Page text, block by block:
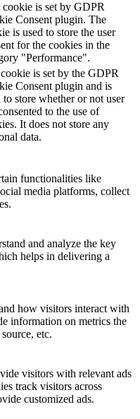
is set by GDPR
Consent plugin. The
is used to store the user
for the cookies in the
"Performance".
is set by the GDPR
Consent plugin and is
to store whether or not user
to the use of
It does not store any
data.
functionalities like
media platforms, collect
and analyze the key
helps in delivering a
how visitors interact with
information on metrics the
etc.
visitors with relevant ads
track visitors across
customized ads.